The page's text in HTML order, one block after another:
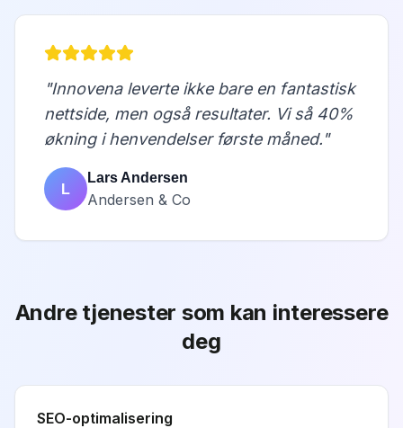
"Innovena leverte ikke bare en fantastisk
nettside, men også resultater. Vi så 40%
økning i henvendelser første måned."
L
Lars Andersen
Andersen & Co
Andre tjenester som kan interessere
deg
SEO-optimalisering